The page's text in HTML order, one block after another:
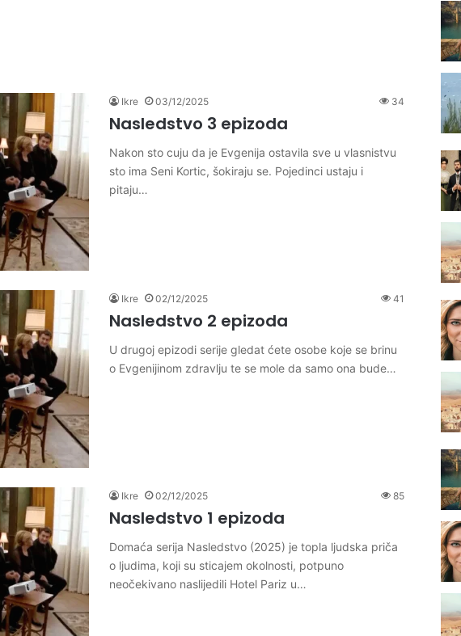
Ikre 03/12/2025 34
Nasledstvo 3 epizoda
Nakon sto cuju da je Evgenija ostavila sve u vlasnistvu
sto ima Seni Kortic, šokiraju se. Pojedinci ustaju i
pitaju…
Ikre 02/12/2025 41
Nasledstvo 2 epizoda
U drugoj epizodi serije gledat ćete osobe koje se brinu
o Evgenijinom zdravlju te se mole da samo ona bude…
Ikre 02/12/2025 85
Nasledstvo 1 epizoda
Domaća serija Nasledstvo (2025) je topla ljudska priča
o ljudima, koji su sticajem okolnosti, potpuno
neočekivano naslijedili Hotel Pariz u…